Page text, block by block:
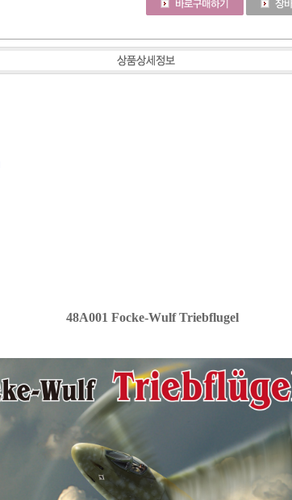
48A001 Focke-Wulf Triebflugel